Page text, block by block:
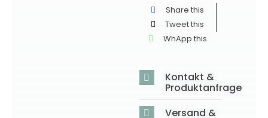
Share this
Tweet this
WhApp this
Kontakt &
Produktanfrage
Versand &